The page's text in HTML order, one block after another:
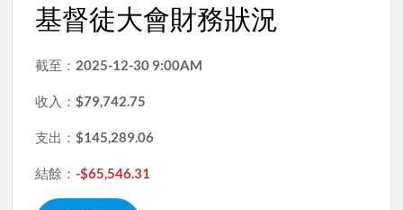
基督徒大會財務狀況
截至： 2025-12-30 9:00AM
收入：$79,742.75
支出：$145,289.06
結餘：-$65,546.31